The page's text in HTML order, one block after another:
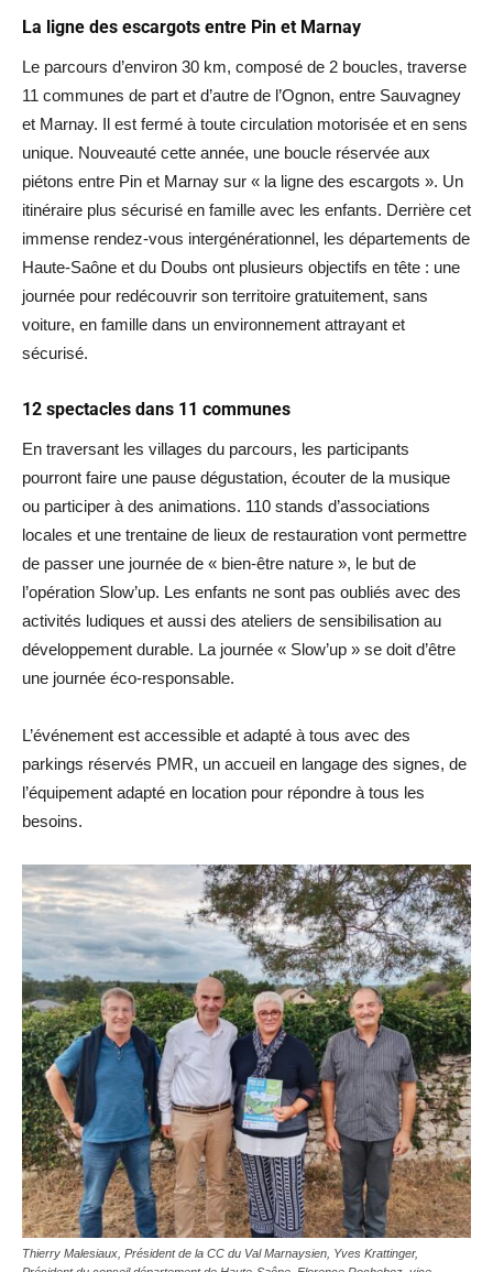
La ligne des escargots entre Pin et Marnay
Le parcours d’environ 30 km, composé de 2 boucles, traverse
11 communes de part et d’autre de l’Ognon, entre Sauvagney
et Marnay. Il est fermé à toute circulation motorisée et en sens
unique. Nouveauté cette année, une boucle réservée aux
piétons entre Pin et Marnay sur « la ligne des escargots ». Un
itinéraire plus sécurisé en famille avec les enfants. Derrière cet
immense rendez-vous intergénérationnel, les départements de
Haute-Saône et du Doubs ont plusieurs objectifs en tête : une
journée pour redécouvrir son territoire gratuitement, sans
voiture, en famille dans un environnement attrayant et
sécurisé.
12 spectacles dans 11 communes
En traversant les villages du parcours, les participants
pourront faire une pause dégustation, écouter de la musique
ou participer à des animations. 110 stands d’associations
locales et une trentaine de lieux de restauration vont permettre
de passer une journée de « bien-être nature », le but de
l’opération Slow’up. Les enfants ne sont pas oubliés avec des
activités ludiques et aussi des ateliers de sensibilisation au
développement durable. La journée « Slow’up » se doit d’être
une journée éco-responsable.
L’événement est accessible et adapté à tous avec des
parkings réservés PMR, un accueil en langage des signes, de
l’équipement adapté en location pour répondre à tous les
besoins.
Thierry Malesiaux, Président de la CC du Val Marnaysien, Yves Krattinger,